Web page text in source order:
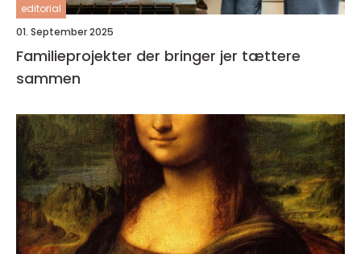
editorial
01. September 2025
Familieprojekter der bringer jer tættere
sammen